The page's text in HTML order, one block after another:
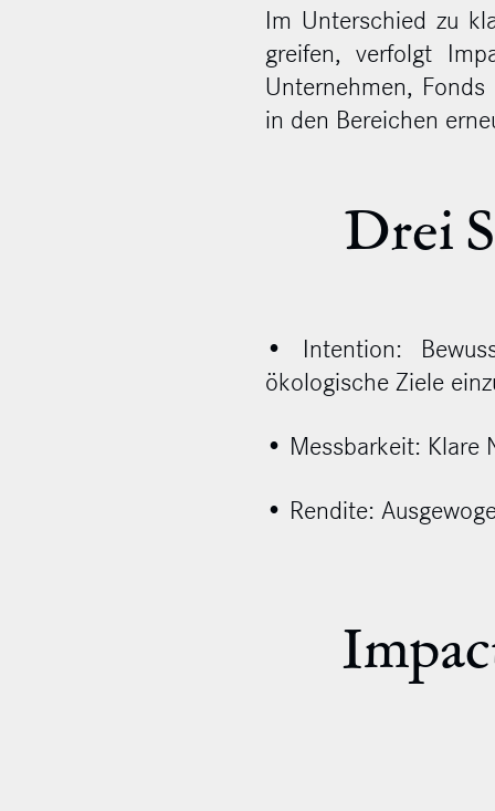
Im Unterschied zu
greifen, verfolgt
Unternehmen,
in den Bereichen
Drei
• Intention:
ökologische Ziele
• Messbarkeit: Klare
• Rendite: